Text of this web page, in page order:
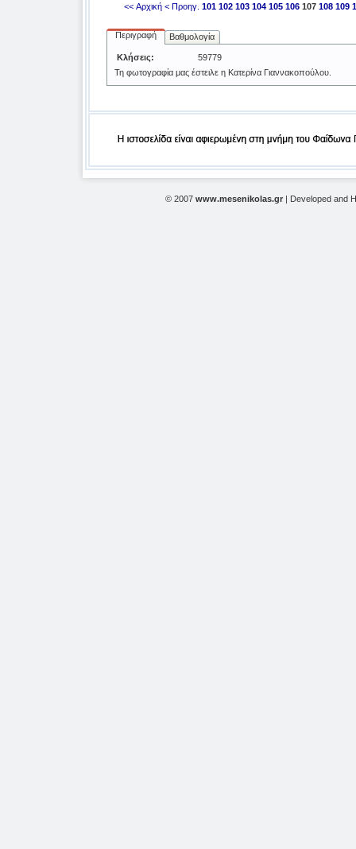
<< Αρχική < Προηγ. 101 102 103 104 105 106 107 108 109
Περιγραφή Βαθμολογία
Κλήσεις:
59779
Τη φωτογραφία μας έστειλε η Κατερίνα Γιαννακοπούλου.
© 2007 www.mesenikolas.gr | Developed and